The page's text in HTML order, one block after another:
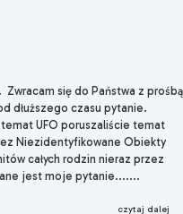
się do Państwa z prośbą
dłuższego czasu pytanie.
UFO poruszaliście temat
Niezidentyfikowane Obiekty
całych rodzin nieraz przez
jest moje pytanie.......
czytaj dalej